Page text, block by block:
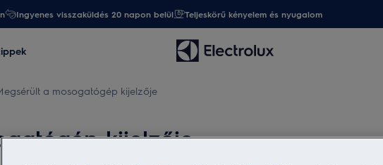
Ingyenes visszaküldés 20 napon belül Teljeskörű kényelem és nyugalom
a mosogatógép kijelzője
kijelzője